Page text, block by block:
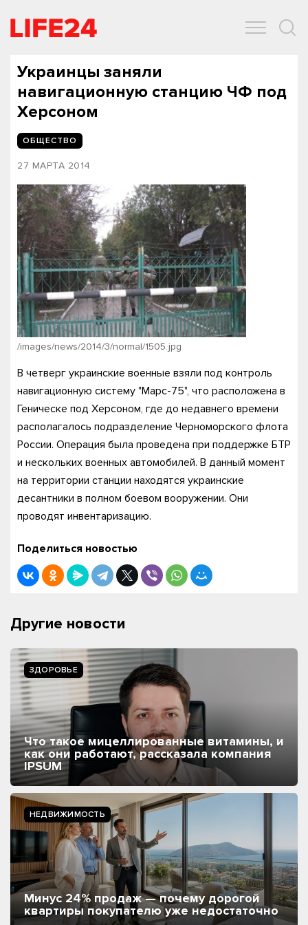
Украинцы заняли
навигационную станцию ЧФ под
Херсоном
ОБЩЕСТВО
27 МАРТА 2014
/images/news/2014/3/normal/1505.jpg
В четверг украинские военные взяли под контроль
навигационную систему "Марс-75", что расположена в
Геническе под Херсоном, где до недавнего времени
располагалось подразделение Черноморского флота
России. Операция была проведена при поддержке БТР
и нескольких военных автомобилей. В данный момент
на территории станции находятся украинские
десантники в полном боевом вооружении. Они
проводят инвентаризацию.
Поделиться новостью
Другие новости
ЗДОРОВЬЕ
Что такое мицеллированные витамины, и
как они работают, рассказала компания
IPSUM
НЕДВИЖИМОСТЬ
Минус 24% продаж — почему дорогой
квартиры покупателю уже недостаточно